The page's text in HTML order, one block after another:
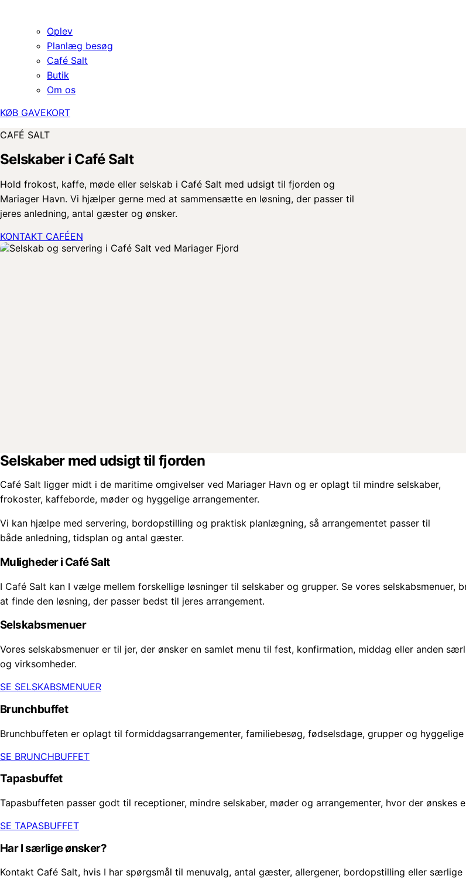
Oplev
Planlæg besøg
Café Salt
Butik
Om os
KØB GAVEKORT
CAFÉ SALT
Selskaber i Café Salt
Hold frokost, kaffe, møde eller selskab i Café Salt med udsigt til fjorden og
Mariager Havn. Vi hjælper gerne med at sammensætte en løsning, der passer til
jeres anledning, antal gæster og ønsker.
KONTAKT CAFÉEN
Selskaber med udsigt til fjorden
Café Salt ligger midt i de maritime omgivelser ved Mariager Havn og er oplagt til mindre selskaber,
frokoster, kaffeborde, møder og hyggelige arrangementer.
Vi kan hjælpe med servering, bordopstilling og praktisk planlægning, så arrangementet passer til
både anledning, tidsplan og antal gæster.
Muligheder i Café Salt
I Café Salt kan I vælge mellem forskellige løsninger til selskaber og grupper. Se vores
at finde den løsning, der passer bedst til jeres arrangement.
Selskabsmenuer
Vores selskabsmenuer er til jer, der ønsker en samlet menu til fest, konfirmation, middag eller anden
og virksomheder.
SE SELSKABSMENUER
Brunchbuffet
Brunchbuffeten er oplagt til formiddagsarrangementer, familiebesøg, fødselsdage, grupper og
SE BRUNCHBUFFET
Tapasbuffet
Tapasbuffeten passer godt til receptioner, mindre selskaber, møder og arrangementer, hvor der ønskes
SE TAPASBUFFET
Har I særlige ønsker?
Kontakt Café Salt, hvis I har spørgsmål til menuvalg, antal gæster, allergener, bordopstilling eller